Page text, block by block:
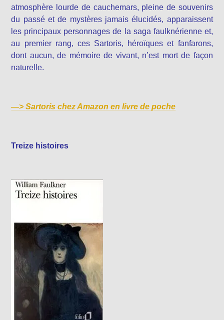
atmosphère lourde de cauchemars, pleine de souvenirs
du passé et de mystères jamais élucidés, apparaissent
les principaux personnages de la saga faulknérienne et,
au premier rang, ces Sartoris, héroïques et fanfarons,
dont aucun, de mémoire de vivant, n’est mort de façon
naturelle.
—>Sartoris chez Amazon en livre de poche
Treize histoires